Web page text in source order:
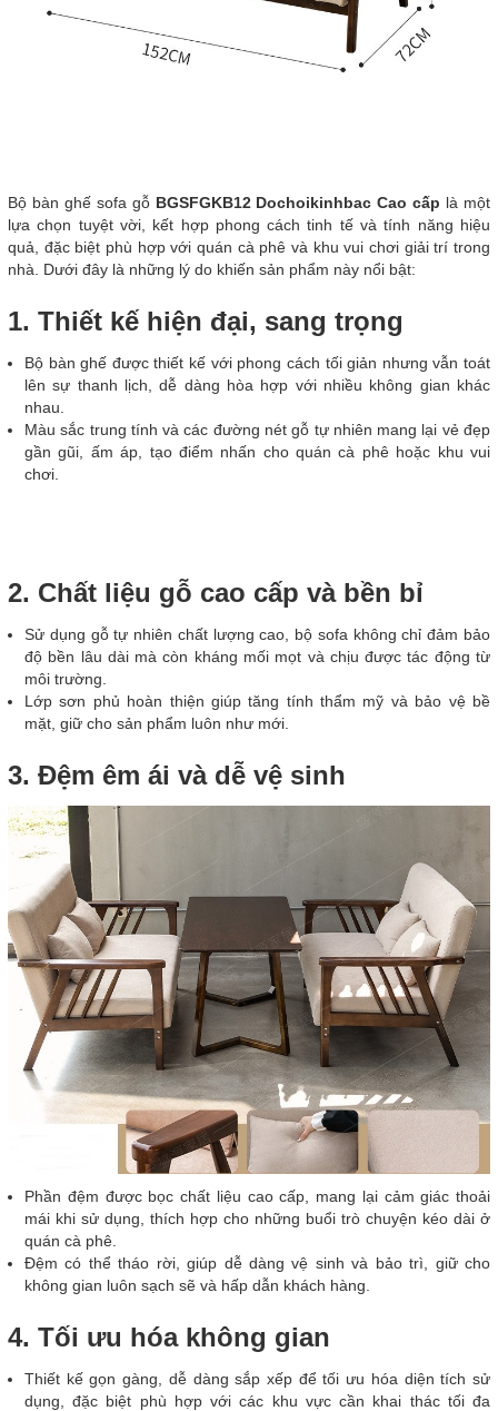
Bộ bàn ghế sofa gỗ BGSFGKB12 Dochoikinhbac Cao cấp là một
lựa chọn tuyệt vời, kết hợp phong cách tinh tế và tính năng hiệu
quả, đặc biệt phù hợp với quán cà phê và khu vui chơi giải trí trong
nhà. Dưới đây là những lý do khiến sản phẩm này nổi bật:
1. Thiết kế hiện đại, sang trọng
Bộ bàn ghế được thiết kế với phong cách tối giản nhưng vẫn toát
lên sự thanh lịch, dễ dàng hòa hợp với nhiều không gian khác
nhau.
Màu sắc trung tính và các đường nét gỗ tự nhiên mang lại vẻ đẹp
gần gũi, ấm áp, tạo điểm nhấn cho quán cà phê hoặc khu vui
chơi.
2. Chất liệu gỗ cao cấp và bền bỉ
Sử dụng gỗ tự nhiên chất lượng cao, bộ sofa không chỉ đảm bảo
độ bền lâu dài mà còn kháng mối mọt và chịu được tác động từ
môi trường.
Lớp sơn phủ hoàn thiện giúp tăng tính thẩm mỹ và bảo vệ bề
mặt, giữ cho sản phẩm luôn như mới.
3. Đệm êm ái và dễ vệ sinh
Phần đệm được bọc chất liệu cao cấp, mang lại cảm giác thoải
mái khi sử dụng, thích hợp cho những buổi trò chuyện kéo dài ở
quán cà phê.
Đệm có thể tháo rời, giúp dễ dàng vệ sinh và bảo trì, giữ cho
không gian luôn sạch sẽ và hấp dẫn khách hàng.
4. Tối ưu hóa không gian
Thiết kế gọn gàng, dễ dàng sắp xếp để tối ưu hóa diện tích sử
dụng, đặc biệt phù hợp với các khu vực cần khai thác tối đa